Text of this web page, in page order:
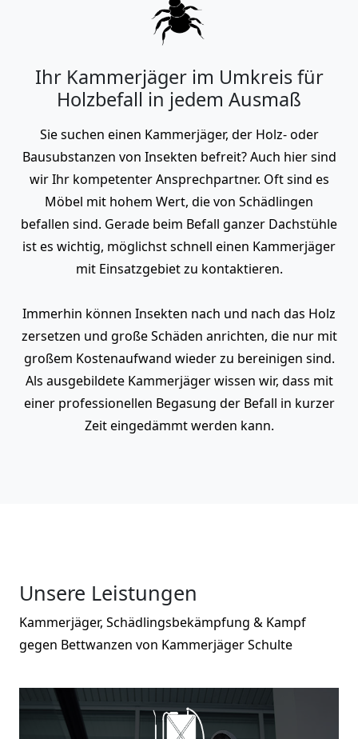
Ihr Kammerjäger im Umkreis für
Holzbefall in jedem Ausmaß
Sie suchen einen Kammerjäger, der Holz- oder
Bausubstanzen von Insekten befreit? Auch hier sind
wir Ihr kompetenter Ansprechpartner. Oft sind es
Möbel mit hohem Wert, die von Schädlingen
befallen sind. Gerade beim Befall ganzer Dachstühle
ist es wichtig, möglichst schnell einen Kammerjäger
mit Einsatzgebiet zu kontaktieren.
Immerhin können Insekten nach und nach das Holz
zersetzen und große Schäden anrichten, die nur mit
großem Kostenaufwand wieder zu bereinigen sind.
Als ausgebildete Kammerjäger wissen wir, dass mit
einer professionellen Begasung der Befall in kurzer
Zeit eingedämmt werden kann.
Unsere Leistungen
Kammerjäger, Schädlingsbekämpfung & Kampf
gegen Bettwanzen von Kammerjäger Schulte